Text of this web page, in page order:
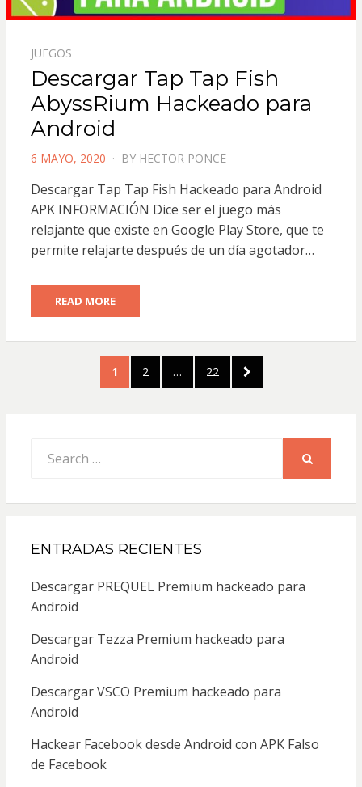
JUEGOS
Descargar Tap Tap Fish
AbyssRium Hackeado para
Android
POSTED
6 MAYO, 2020 BY HECTOR PONCE
Descargar Tap Tap Fish Hackeado para Android
APK INFORMACIÓN Dice ser el juego más
relajante que existe en Google Play Store, que te
permite relajarte después de un día agotador…
READ MORE
PaginaciónPAGE
1 PAGE
2 … PAGE
22
NEXT
PAGE
for:
ENTRADAS RECIENTES
Descargar PREQUEL Premium hackeado para
Android
Descargar Tezza Premium hackeado para
Android
Descargar VSCO Premium hackeado para
Android
Hackear Facebook desde Android con APK Falso
de Facebook